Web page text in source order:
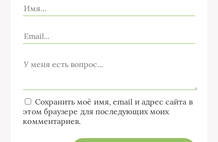
Сохранить моё имя, email и адрес сайта в
этом браузере для последующих моих
комментариев.